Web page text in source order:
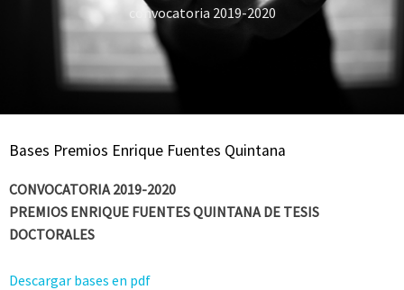
convocatoria 2019-2020
Bases Premios Enrique Fuentes Quintana
CONVOCATORIA 2019-2020
PREMIOS ENRIQUE FUENTES QUINTANA DE TESIS
DOCTORALES
Descargar bases en pdf